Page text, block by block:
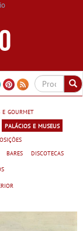
gourmet
palácios e museus
bares
discotecas